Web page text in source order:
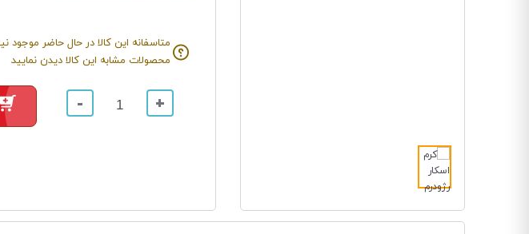
متاسفانه این کالا در حال حاضر
محصولات مشابه این کالا دیدن نمایید
+
-